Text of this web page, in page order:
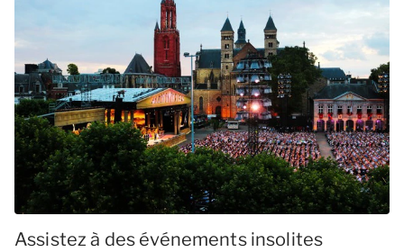
Assistez à des événements insolites